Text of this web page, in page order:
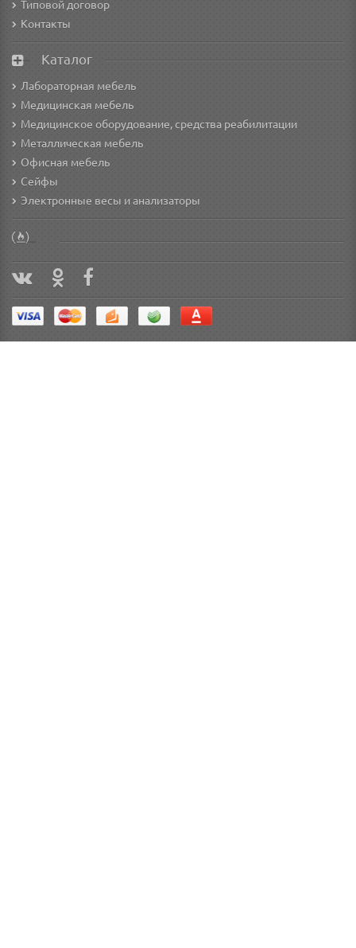
Типовой договор
Контакты
Каталог
Лабораторная мебель
Медицинская мебель
Медицинское оборудование, средства реабилитации
Металлическая мебель
Офисная мебель
Сейфы
Электронные весы и анализаторы